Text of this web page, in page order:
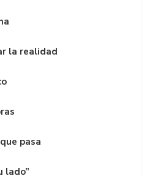
la realidad
pasa
lado”